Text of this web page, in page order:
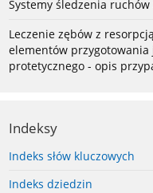
Systemy śledzenia
Leczenie zębów z
elementów
protetycznego - opis
Indeksy
Indeks słów kluczowych
Indeks dziedzin